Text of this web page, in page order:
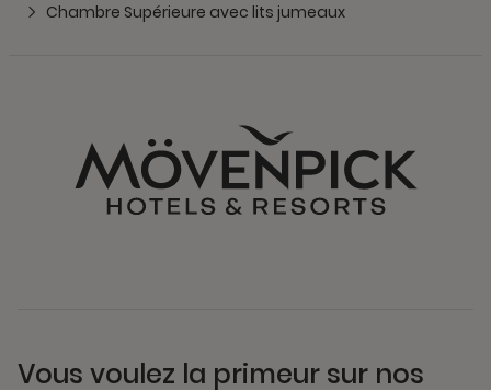
Chambre Supérieure avec lits jumeaux
Vous voulez la primeur sur nos